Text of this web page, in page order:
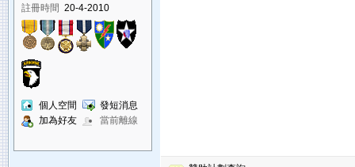
註冊時間 20-4-2010
個人空間
發短消息
加為好友
當前離線